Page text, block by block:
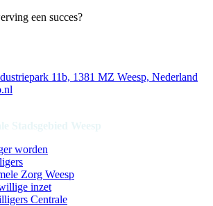
een succes?
11b, 1381 MZ Weesp, Nederland
worden
Zorg Weesp
inzet
Centrale